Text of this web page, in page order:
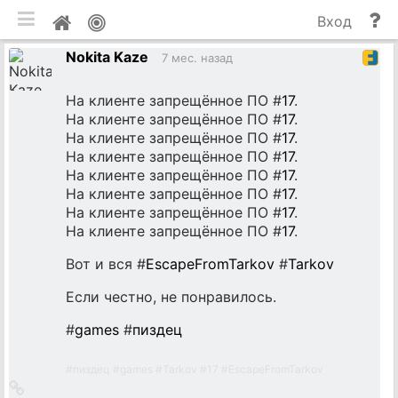
Мой
профиль
и
Вход
Nokita Kaze
7 мес. назад
На клиенте запрещённое ПО #17.
На клиенте запрещённое ПО #17.
На клиенте запрещённое ПО #17.
На клиенте запрещённое ПО #17.
На клиенте запрещённое ПО #17.
На клиенте запрещённое ПО #17.
На клиенте запрещённое ПО #17.
На клиенте запрещённое ПО #17.
Вот и вся #EscapeFromTarkov #Tarkov
Если честно, не понравилось.
#games #пиздец
мобильная версия